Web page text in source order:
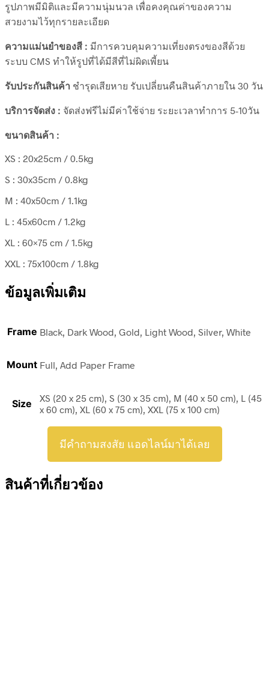
รูปภาพมีมิติและมีความนุ่มนวล เพื่อคงคุณค่าของความ
สวยงามไว้ทุกรายละเอียด
ความแม่นยำของสี : มีการควบคุมความเที่ยงตรงของสีด้วย
ระบบ CMS ทำให้รูปที่ได้มีสีที่ไม่ผิดเพี้ยน
รับประกันสินค้า ชำรุดเสียหาย รับเปลี่ยนคืนสินค้าภายใน 30 วัน
บริการจัดส่ง : จัดส่งฟรีไม่มีค่าใช้จ่าย ระยะเวลาทำการ 5-10วัน
ขนาดสินค้า :
XS : 20x25cm / 0.5kg
S : 30x35cm / 0.8kg
M : 40x50cm / 1.1kg
L : 45x60cm / 1.2kg
XL : 60×75 cm / 1.5kg
XXL : 75x100cm / 1.8kg
ข้อมูลเพิ่มเติม
Frame Black, Dark Wood, Gold, Light Wood, Silver, White
Mount Full, Add Paper Frame
Size
XS (20 x 25 cm), S (30 x 35 cm), M (40 x 50 cm), L (45
x 60 cm), XL (60 x 75 cm), XXL (75 x 100 cm)
มีคำถามสงสัย แอดไลน์มาได้เลย
สินค้าที่เกี่ยวข้อง